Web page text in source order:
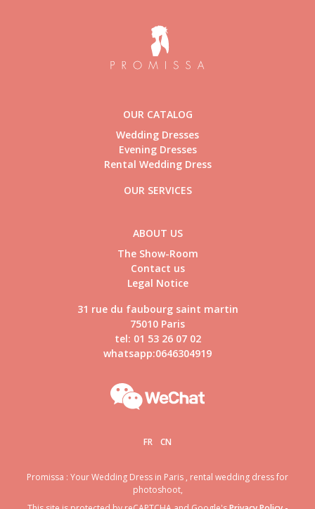
OUR CATALOG
Wedding Dresses
Evening Dresses
Rental Wedding Dress
OUR SERVICES
ABOUT US
The Show-Room
Contact us
Legal Notice
31 rue du faubourg saint martin
75010 Paris
tel: 01 53 26 07 02
whatsapp:0646304919
FR CN
Promissa : Your Wedding Dress in Paris , rental wedding dress for
photoshoot,